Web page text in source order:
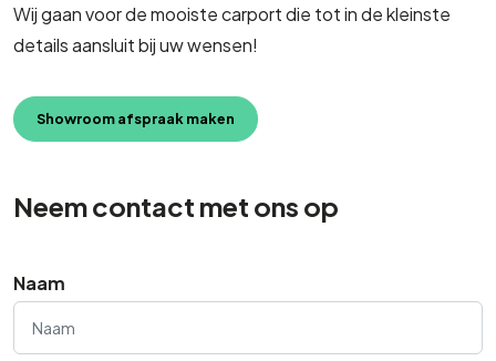
Wij gaan voor de mooiste carport die tot in de kleinste
details aansluit bij uw wensen!
Showroom afspraak maken
Neem contact met ons op
Naam